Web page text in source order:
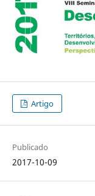
Artigo
Publicado
2017-10-09